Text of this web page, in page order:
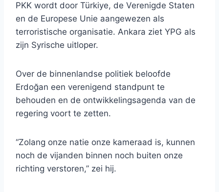
PKK wordt door Türkiye, de Verenigde Staten
en de Europese Unie aangewezen als
terroristische organisatie. Ankara ziet YPG als
zijn Syrische uitloper.
Over de binnenlandse politiek beloofde
Erdoğan een verenigend standpunt te
behouden en de ontwikkelingsagenda van de
regering voort te zetten.
“Zolang onze natie onze kameraad is, kunnen
noch de vijanden binnen noch buiten onze
richting verstoren,” zei hij.